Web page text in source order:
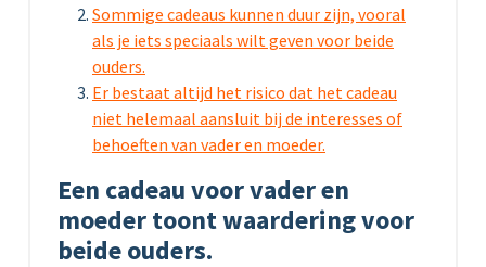
Sommige cadeaus kunnen duur zijn, vooral
als je iets speciaals wilt geven voor beide
ouders.
Er bestaat altijd het risico dat het cadeau
niet helemaal aansluit bij de interesses of
behoeften van vader en moeder.
Een cadeau voor vader en
moeder toont waardering voor
beide ouders.